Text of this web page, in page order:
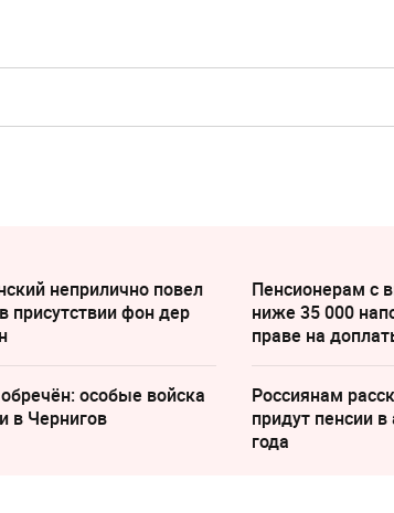
неприлично повел
присутствии фон дер
Пенсионерам с
ниже 35 000
праве на
особые войска
в Чернигов
Россиянам
придут пенсии в
года